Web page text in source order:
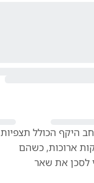
היקף הכולל תצפיות
ארוכות, כשהם
לסכן את שאר